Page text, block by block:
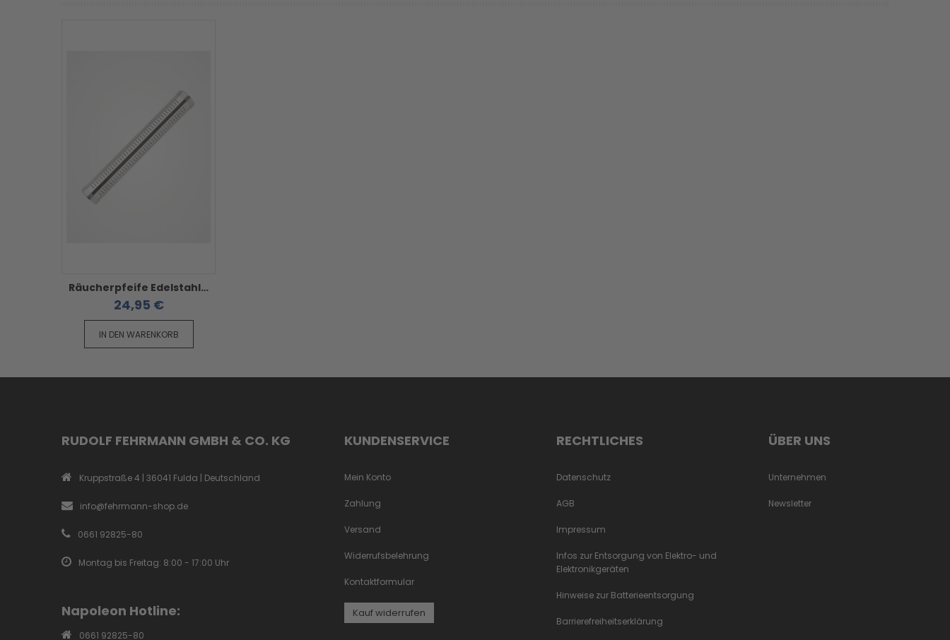
Räucherpfeife Edelstahl - Napoleon
24,95 €
IN DEN WARENKORB
RUDOLF FEHRMANN GMBH & CO. KG
Kruppstraße 4 | 36041 Fulda | Deutschland
info@fehrmann-shop.de
0661 92825-80
Montag bis Freitag: 8:00 - 17:00 Uhr
Napoleon Hotline:
0661 92825-80
KUNDENSERVICE
Mein Konto
Zahlung
Versand
Widerrufsbelehrung
Kontaktformular
Kauf widerrufen
RECHTLICHES
Datenschutz
AGB
Impressum
Infos zur Entsorgung von Elektro- und
Elektronikgeräten
Hinweise zur Batterieentsorgung
Barrierefreiheitserklärung
ÜBER UNS
Unternehmen
Newsletter